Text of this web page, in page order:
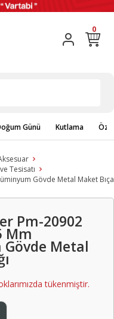
0
Günü Kutlama
Tesisatı
Gövde Metal Maket
Pm-20902
Mm
Metal
tükenmiştir.